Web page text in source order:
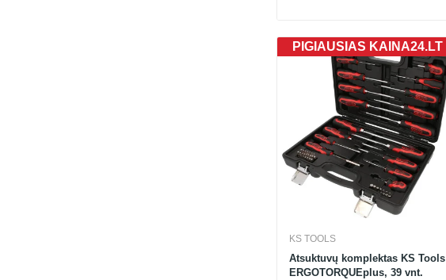
PIGIAUSIAS KAINA24.LT
KS TOOLS
Atsuktuvų komplektas KS Tools
ERGOTORQUEplus, 39 vnt.